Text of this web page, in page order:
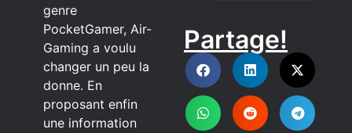
genre
PocketGamer, Air-
Gaming a voulu
changer un peu la
donne. En
proposant enfin
une information
DISCORD
Partage!